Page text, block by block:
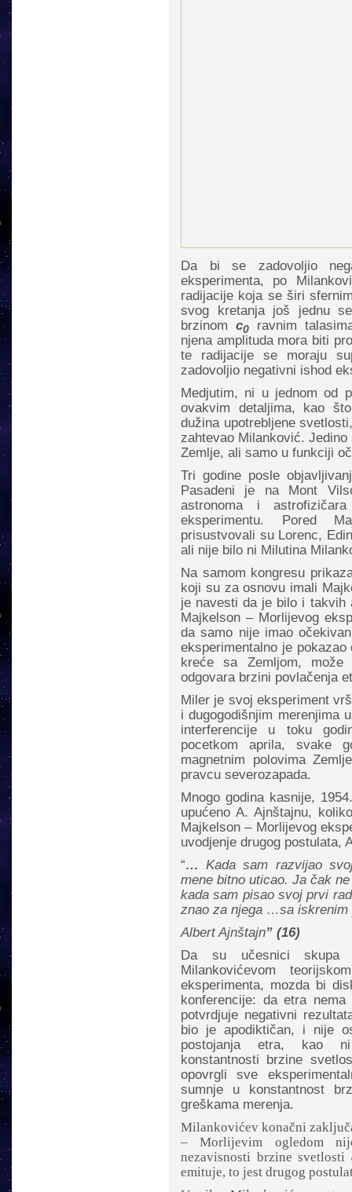
Da bi se zadovoljio
eksperimenta, po
radijacije koja se širi
svog kretanja još jednu
brzinom c0ravnim
njena amplituda mora biti
te radijacije se moraju
zadovoljio negativni ishod
Medjutim, ni u jednom od
ovakvim detaljima, kao
dužina upotrebljene
zahtevao Milanković.
Zemlje, ali samo u funkciji
Tri godine posle
Pasadeni je na Mont
astronoma i
eksperimentu. Pored
prisustvovali su Lorenc,
ali nije bilo ni Milutina
Na samom kongresu
koji su za osnovu imali
je navesti da je bilo i takvih
Majkelson – Morlijevog
da samo nije imao
eksperimentalno je
kreće sa Zemljom,
odgovara brzini povlačenja
Miler je svoj eksperiment
i dugogodišnjim merenjima
interferencije u toku
pocetkom aprila, svake
magnetnim polovima
pravcu severozapada.
Mnogo godina kasnije,
upućeno A. Ajnštajnu,
Majkelson – Morlijevog
uvodjenje drugog postulata,
“…Kada sam razvijao
mene bitno uticao. Ja čak
kada sam pisao svoj prvi
znao za njega …sa iskrenim
Albert Ajnštajn” (16)
Da su učesnici
Milankovićevom
eksperimenta, mozda bi
konferencije: da etra
potvrdjuje negativni
bio je apodiktičan, i nije
postojanja etra, kao ni
konstantnosti brzine
opovrgli sve
sumnje u konstantnost
greškama merenja.
Milankovićev konačni
– Morlijevim ogledom
nezavisnosti brzine svetlosti
emituje, to jest drugog